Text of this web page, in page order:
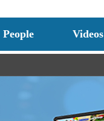
People Videos